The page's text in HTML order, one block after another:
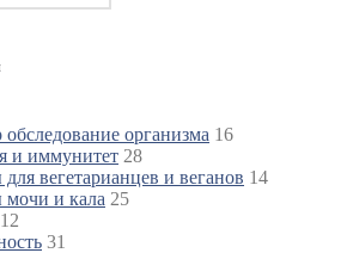
обследование организма 16
и иммунитет 28
вегетарианцев и веганов 14
и кала 25
12
31